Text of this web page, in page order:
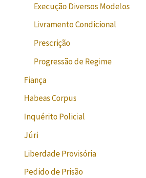
Execução Diversos Modelos
Livramento Condicional
Prescrição
Progressão de Regime
Fiança
Habeas Corpus
Inquérito Policial
Júri
Liberdade Provisória
Pedido de Prisão